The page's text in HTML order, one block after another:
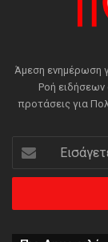
Άμεση ενημέρωση
Ροή
προτάσεις για
την
ηλεκτρονική
διεύθυνση